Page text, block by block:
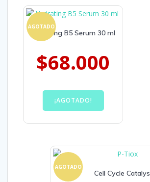
AGOTADO
Hydrating B5 Serum 30 ml
$68.000
¡AGOTADO!
AGOTADO
Cell Cycle